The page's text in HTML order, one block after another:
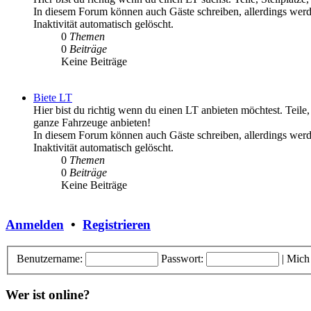
In diesem Forum können auch Gäste schreiben, allerdings
Inaktivität automatisch gelöscht.
0 Themen
0 Beiträge
Keine Beiträge
Biete LT
Hier bist du richtig wenn du einen LT anbieten möchtest.
ganze Fahrzeuge anbieten!
In diesem Forum können auch Gäste schreiben, allerdings
Inaktivität automatisch gelöscht.
0 Themen
0 Beiträge
Keine Beiträge
Anmelden • Registrieren
Benutzername: Passwort: | Mich
Wer ist online?